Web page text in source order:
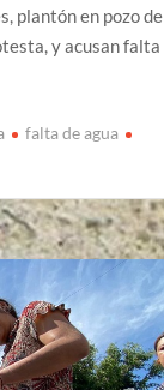
plantón en pozo de
y acusan falta
falta de agua